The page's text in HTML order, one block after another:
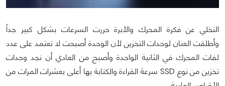
التخلي عن فكرة المحرك والأبرة حررت السرعات بشكل كبير جداً
وأطلقت العنان لوحدات التخزين لأن الوحدة أصبحت لا تعتمد على عدد
لفات المحرك في الثانية الواحدة وأصبح من العادي أن نجد وحدات
تخزين من نوع SSD سرعة القراءة والكتابة بها أعلى بعشرات المرات من